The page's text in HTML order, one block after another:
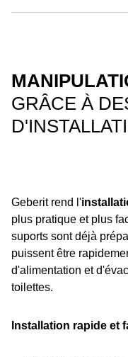
GRÂCE À
Geberit rend l'
plus pratique et plus
suports sont déjà
puissent être
d'alimentation et
toilettes.
Installation rapide et